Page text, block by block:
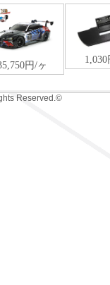
Reserved.©